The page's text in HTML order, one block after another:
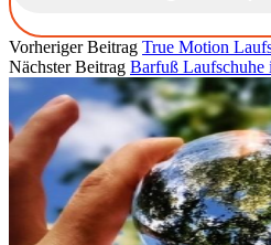
Vorheriger Beitrag True Motion
Nächster Beitrag Barfuß Laufschuhe